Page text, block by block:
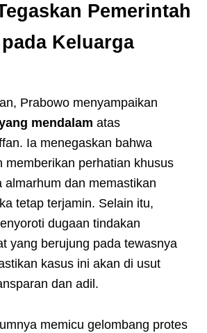
Pemerintah
Keluarga
Prabowo menyampaikan
mendalam atas
Ia menegaskan bahwa
memberikan perhatian khusus
almarhum dan memastikan
tetap terjamin. Selain itu,
dugaan tindakan
yang berujung pada tewasnya
kasus ini akan di usut
dan adil.
memicu gelombang protes